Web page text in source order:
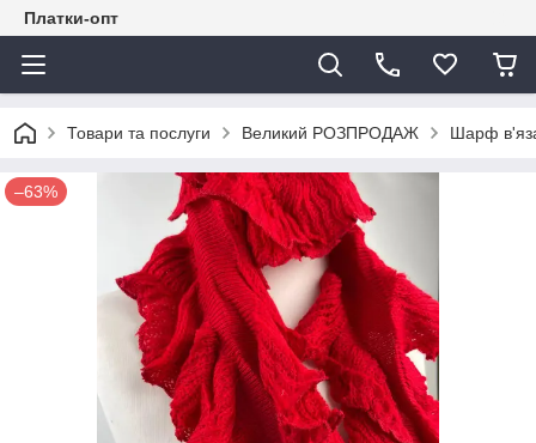
Платки-опт
Товари та послуги Великий РОЗПРОДАЖ Шарф
–63%